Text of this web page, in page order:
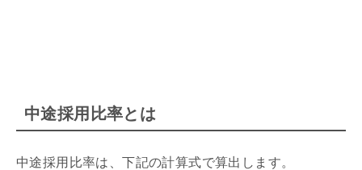
中途採用比率とは
中途採用比率は、下記の計算式で算出します。